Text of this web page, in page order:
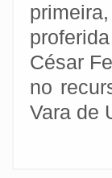
César
no
Vara de